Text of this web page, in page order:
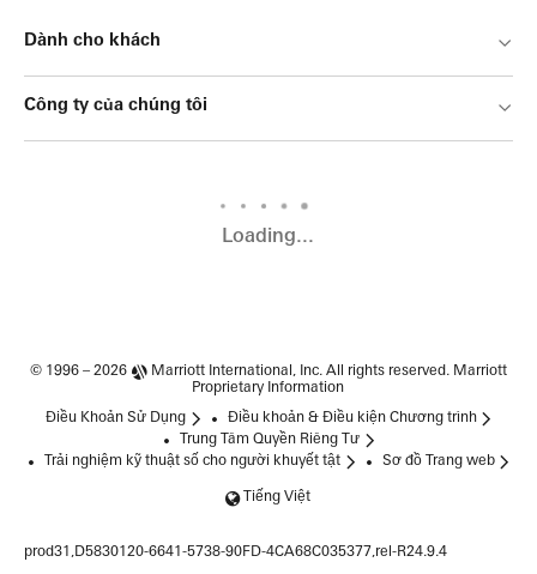
Dành cho khách
Công ty của chúng tôi
Loading...
© 1996 – 2026 Marriott International, Inc. All rights reserved. Marriott
Proprietary Information
Điều Khoản Sử Dụng
Điều khoản & Điều kiện Chương trình
Trung Tâm Quyền Riêng Tư
Trải nghiệm kỹ thuật số cho người khuyết tật
Sơ đồ Trang web
Tiếng Việt
prod31,D5830120-6641-5738-90FD-4CA68C035377,rel-R24.9.4